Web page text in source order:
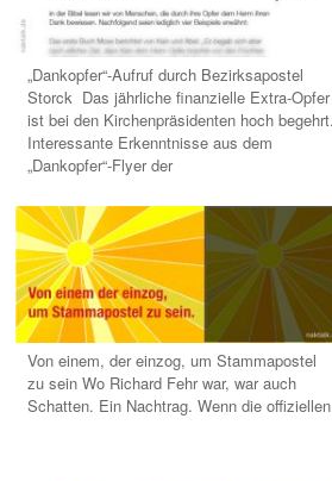
„Dankopfer“-Aufruf durch Bezirksapostel
Storck Das jährliche finanzielle Extra-Opfer
ist bei den Kirchenpräsidenten hoch begehrt.
Interessante Erkenntnisse aus dem
„Dankopfer“-Flyer der
Von einem, der einzog, um Stammapostel
zu sein Wo Richard Fehr war, war auch
Schatten. Ein Nachtrag. Wenn die offiziellen